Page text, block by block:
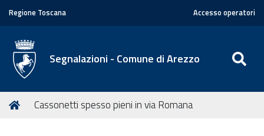
Regione Toscana Accesso operatori
Segnalazioni - Comune di Arezzo
T
Home
Cassonetti spesso pieni in via Romana